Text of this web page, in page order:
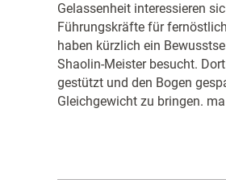
Gelassenheit interessieren
Führungskräfte für
haben kürzlich ein
Shaolin-Meister besucht.
gestützt und den Bogen
Gleichgewicht zu bringen.